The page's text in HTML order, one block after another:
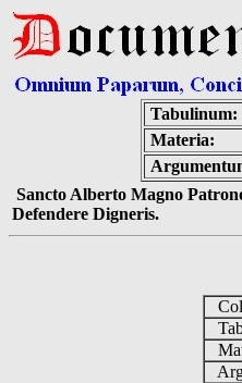
Tabulinum:
Materia:
Sancto Alberto Magno
Defendere Digneris.